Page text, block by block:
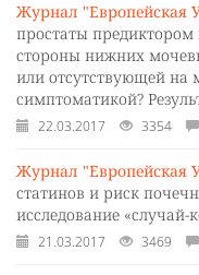
Журнал "Европейская
простаты
стороны нижних
или отсутствующей на
симптоматикой?
22.03.2017 3354
Журнал "Европейская
статинов и риск
исследование «случай-
21.03.2017 3469